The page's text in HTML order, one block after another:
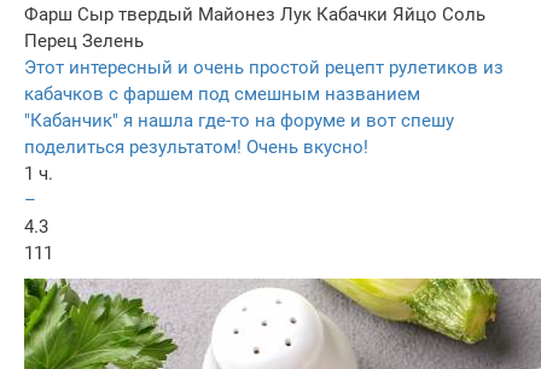
Фарш Сыр твердый Майонез Лук Кабачки Яйцо Соль
Перец Зелень
Этот интересный и очень простой рецепт рулетиков из
кабачков с фаршем под смешным названием
"Кабанчик" я нашла где-то на форуме и вот спешу
поделиться результатом! Очень вкусно!
1 ч.
–
4.3
111